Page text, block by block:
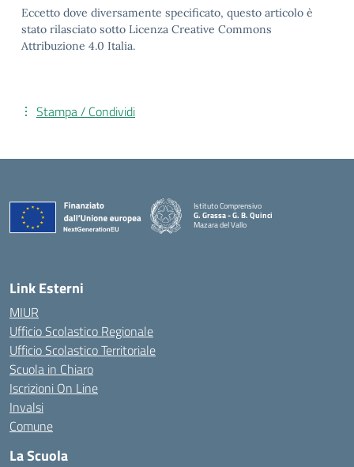
Eccetto dove diversamente specificato, questo articolo è
stato rilasciato sotto Licenza Creative Commons
Attribuzione 4.0 Italia.
Stampa / Condividi
Istituto Comprensivo
G. Grassa - G. B. Quinci
Mazara del Vallo
Link Esterni
MIUR
Ufficio Scolastico Regionale
Ufficio Scolastico Territoriale
Scuola in Chiaro
Iscrizioni On Line
Invalsi
Comune
La Scuola